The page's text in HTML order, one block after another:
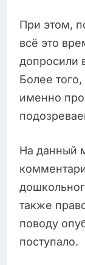
При этом,
всё это
допросили
Более
именно
На данный
также
поводу
поступало.